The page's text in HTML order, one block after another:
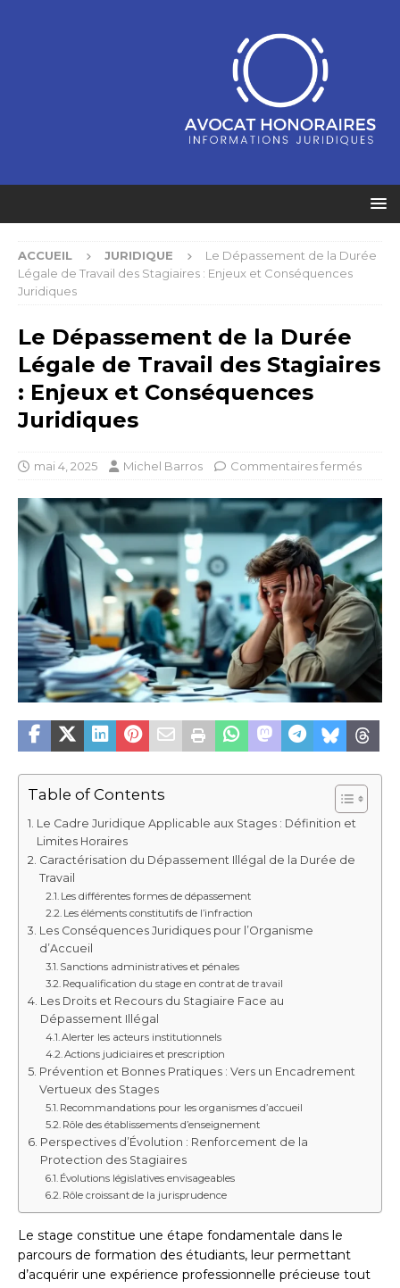
ACCUEIL JURIDIQUE
Le Dépassement de la Durée
Légale de Travail des Stagiaires : Enjeux et Conséquences
Juridiques
Le Dépassement de la Durée
Légale de Travail des Stagiaires
: Enjeux et Conséquences
Juridiques
mai 4, 2025 Michel Barros Commentaires fermés
Table of Contents
Le Cadre Juridique Applicable aux Stages : Définition et
Limites Horaires
Caractérisation du Dépassement Illégal de la Durée de
Travail
Les différentes formes de dépassement
Les éléments constitutifs de l’infraction
Les Conséquences Juridiques pour l’Organisme
d’Accueil
Sanctions administratives et pénales
Requalification du stage en contrat de travail
Les Droits et Recours du Stagiaire Face au
Dépassement Illégal
Alerter les acteurs institutionnels
Actions judiciaires et prescription
Prévention et Bonnes Pratiques : Vers un Encadrement
Vertueux des Stages
Recommandations pour les organismes d’accueil
Rôle des établissements d’enseignement
Perspectives d’Évolution : Renforcement de la
Protection des Stagiaires
Évolutions législatives envisageables
Rôle croissant de la jurisprudence
Le stage constitue une étape fondamentale dans le
parcours de formation des étudiants, leur permettant
d’acquérir une expérience professionnelle précieuse tout